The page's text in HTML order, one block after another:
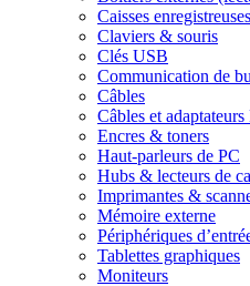
Caisses
Claviers & souris
Clés USB
Communication de
Câbles
Câbles et adaptateurs
Encres & toners
Haut-parleurs de PC
Hubs & lecteurs de
Imprimantes &
Mémoire externe
Périphériques
Tablettes graphiques
Moniteurs